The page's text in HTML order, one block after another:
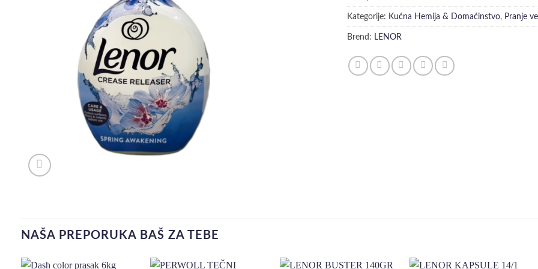
Kategorije: Kućna Hemija & Domaćinstvo, Pranje
Brend: LENOR
NAŠA PREPORUKA BAŠ ZA TEBE